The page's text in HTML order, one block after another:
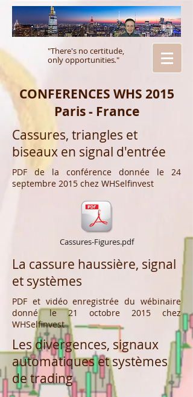
"There's no certitude,
only opportunities."
CONFERENCES WHS 2015
Paris - France
Cassures, triangles et
biseaux en signal d'entrée
PDF de la conférence donnée le 24
septembre 2015 chez WHSelfinvest
Cassures-Figures.pdf
La cassure haussière, signal
et systèmes
PDF et vidéo enregistrée du wébinaire
donné le 21 octobre 2015 chez
WHSelfinvest
Les divergences, signaux
automatiques et systèmes
de trading